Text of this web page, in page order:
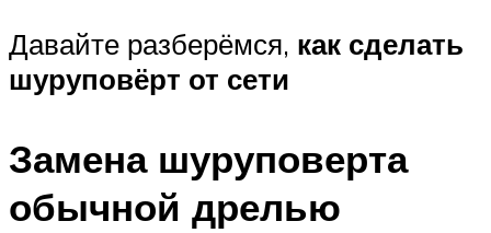
Давайте разберёмся, как сделать
шуруповёрт от сети
Замена шуруповерта
обычной дрелью